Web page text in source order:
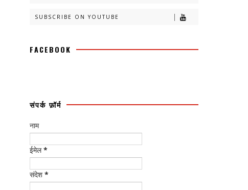
SUBSCRIBE ON YOUTUBE
FACEBOOK
संपर्क फ़ॉर्म
नाम
ईमेल*
संदेश *